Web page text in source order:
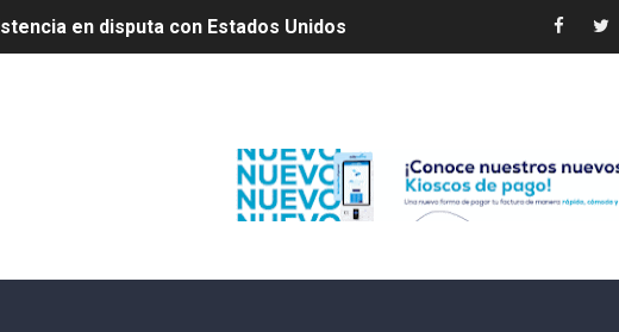
Yankees por 10 millones de dólares
de Cuba deja dos personas muertas y otra herida
franceses por torturar hasta la muerte a su colega en directo